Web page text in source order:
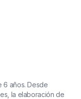
6 años. Desde
la elaboración de